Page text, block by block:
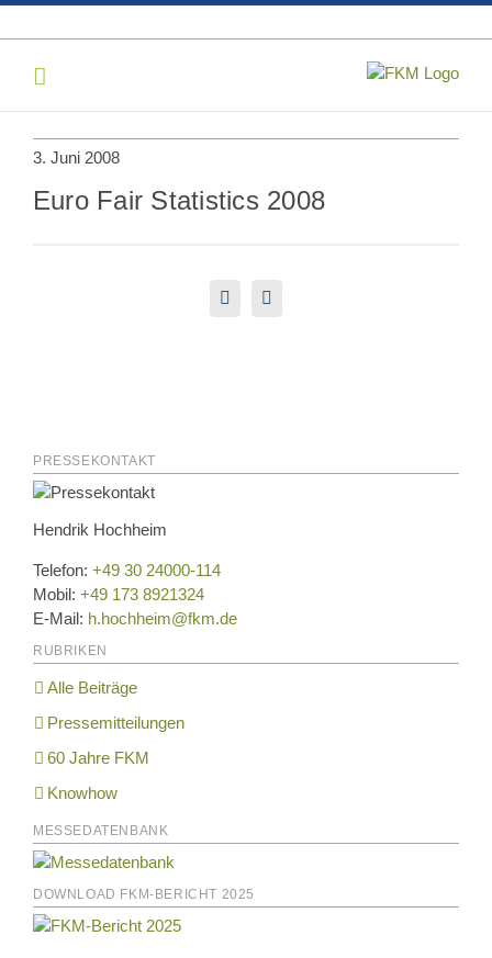
Skip
to
3. Juni 2008
Euro Fair Statistics 2008
LinkedIn
E-
PRESSEKONTAKT
Hendrik Hochheim
Telefon: +49 30 24000-114
Mobil: +49 173 8921324
E-Mail: h.hochheim@fkm.de
RUBRIKEN
Alle Beiträge
Pressemitteilungen
60 Jahre FKM
Knowhow
MESSEDATENBANK
DOWNLOAD FKM-BERICHT 2025